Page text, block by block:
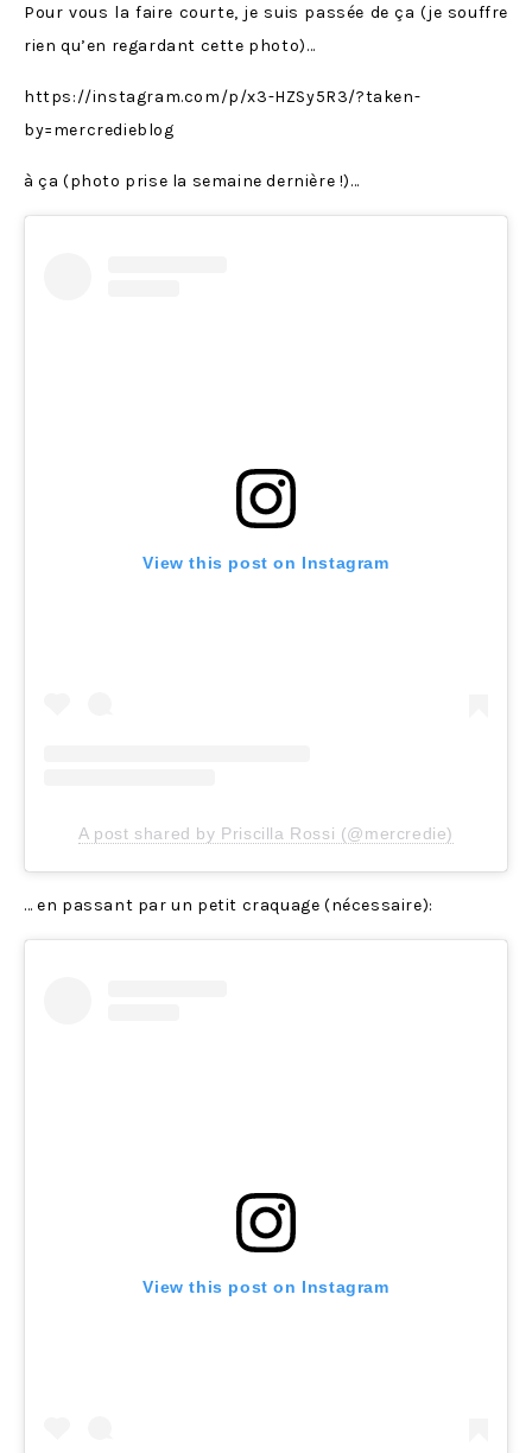
Pour vous la faire courte, je suis passée de ça (je souffre
rien qu’en regardant cette photo)…
https://instagram.com/p/x3-HZSy5R3/?taken-
by=mercredieblog
à ça (photo prise la semaine dernière !)…
View this post on Instagram
A post shared by Priscilla Rossi (@mercredie)
… en passant par un petit craquage (nécessaire):
View this post on Instagram